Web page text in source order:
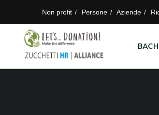
Non profit Persone Aziende